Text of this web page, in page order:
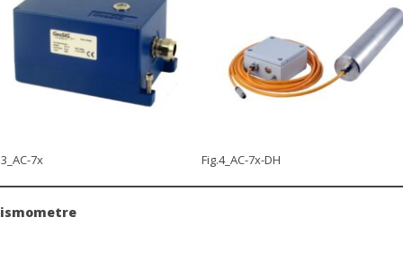
7x Fig.4_AC-7x-DH